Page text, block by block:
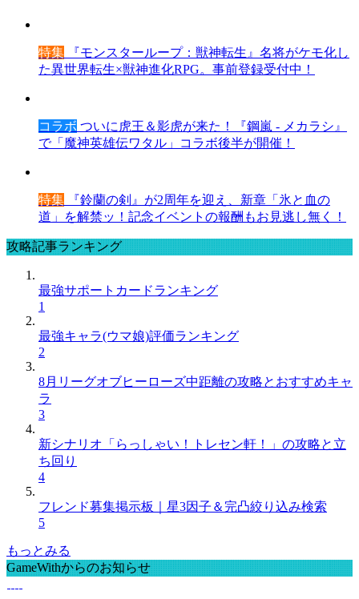
特集 『モンスターループ：獣神転生』名将がケモ化し
た異世界転生×獣神進化RPG。事前登録受付中！
コラボ ついに虎王＆影虎が来た！『鋼嵐 - メカラシ』
で「魔神英雄伝ワタル」コラボ後半が開催！
特集 『鈴蘭の剣』が2周年を迎え、新章「氷と血の
道」を解禁ッ！記念イベントの報酬もお見逃し無く！
攻略記事ランキング
最強サポートカードランキング
1
最強キャラ(ウマ娘)評価ランキング
2
8月リーグオブヒーローズ中距離の攻略とおすすめキャ
ラ
3
新シナリオ「らっしゃい！トレセン軒！」の攻略と立
ち回り
4
フレンド募集掲示板｜星3因子＆完凸絞り込み検索
5
もっとみる
GameWithからのお知らせ